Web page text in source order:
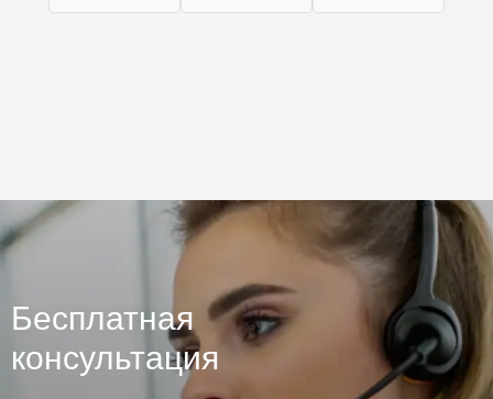
Бесплатная
консультация